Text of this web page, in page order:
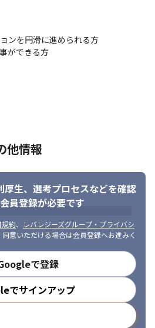
ンを円滑に進められる方
ができる方
他情報
生、 選考プロセスなどを確認
員登録が必要です
規約、
レバレジーズグループ・プライバシ
意いただける場合は会員登録へお進みく
で登録
でサインアップ